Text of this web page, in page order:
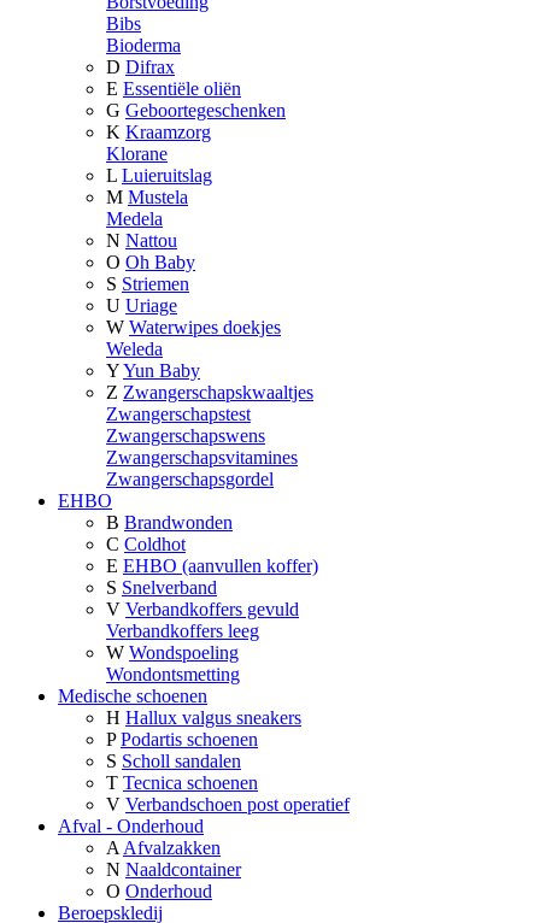
Bibs
Bioderma
D Difrax
E Essentiële oliën
G Geboortegeschenken
K Kraamzorg
Klorane
L Luieruitslag
M Mustela
Medela
N Nattou
O Oh Baby
S Striemen
U Uriage
W Waterwipes doekjes
Weleda
YYun Baby
Z Zwangerschapskwaaltjes
Zwangerschapstest
Zwangerschapswens
Zwangerschapsvitamines
Zwangerschapsgordel
EHBO
B Brandwonden
C Coldhot
E EHBO (aanvullen koffer)
S Snelverband
V Verbandkoffers gevuld
Verbandkoffers leeg
W Wondspoeling
Wondontsmetting
Medische schoenen
H Hallux valgus sneakers
P Podartis schoenen
S Scholl sandalen
T Tecnica schoenen
V Verbandschoen post operatief
Afval - Onderhoud
A Afvalzakken
N Naaldcontainer
O Onderhoud
Beroepskledij